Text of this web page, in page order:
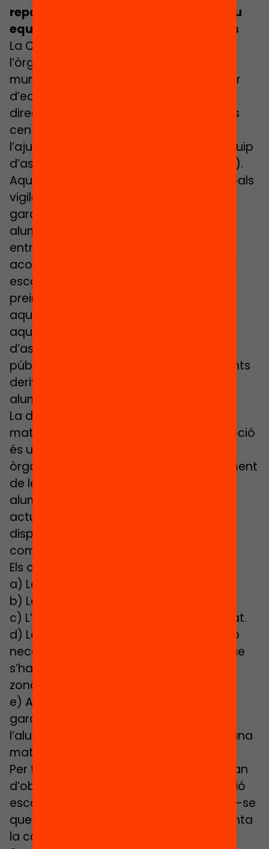
repartiment de matrícula viva en clau
equitativa a la Comissió de Garanties
La Comissió de Garanties d’Admissió és
l’òrgan que gestiona l’escolarització del
municipi. Està presidida per un inspector
d’educació i hi ha representació de la
direcció, les famílies i el professorat dels
centres públics i concertats, de
l’ajuntament, del consell comarcal i l’equip
d’assessorament psicopedagògic (EAP).
Aquest òrgan té com a funcions principals
vigilar els procediments d’admissió,
garantir la distribució equilibrada dels
alumnes amb necessitats específiques
entre tots els centres i facilitar el seu
acolliment i orientació, i assignar un lloc
escolar a l’alumnat fora del període de
preinscripció i comunicar als centres
aquestes assignacions. S’afegeix en
aquest nou decret, a més, la tasca
d’assegurar la dotació dels recursos
públics compensatoris adients i suficients
derivats de l’escolarització d’aquest
alumnat.
La distribució de l’alumnat que es
matricula fora del període de preinscripció
és una de les més notables d’aquest
òrgan. Un avenç important és l’establiment
de les pautes de distribució d’aquest
alumnat, que a molts municipis es fa
actualment només segons les vacants
disponibles dels centres sense tenir en
compte l’impacte sobre la complexitat.
Els criteris que assenyala el decret són:
a) La disponibilitat de llocs escolars.
b) Les preferències de la família.
c) L’equilibri en la distribució de l’alumnat.
d) La proporció màxima d’alumnat amb
necessitats educatives específiques que
s’hagi determinat per als centres de la
zona educativa respectiva.
e) Altres criteris fixats per resolució per
garantir la distribució equilibrada de
l’alumnat i l’equitat entre els centres d’una
mateixa zona educativa.
Per tant, les Comissions de Garanties han
d’observar l’impacte sobre la segregació
escolar de cada assignació i assegurar-se
que la distribució d’alumnes no augmenta
la complexitat dels centres vulnerables.